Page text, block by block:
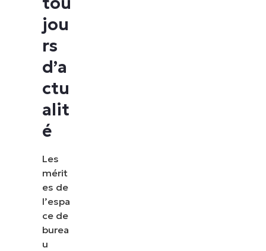
jou
rs
d’a
ctu
alit
é
Les
mérit
es de
l’espa
ce de
burea
u